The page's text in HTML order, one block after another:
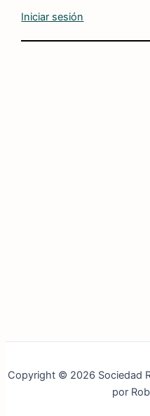
Iniciar sesión
Copyright © 2026 Sociedad
por